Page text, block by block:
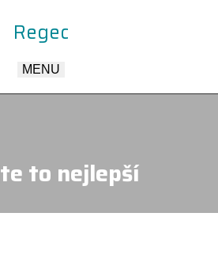
Regec
MENU
to nejlepší